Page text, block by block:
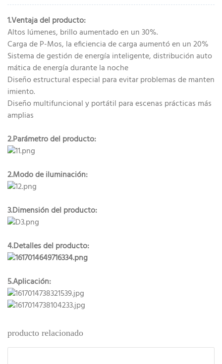
1.Ventaja del producto:
Altos lúmenes, brillo aumentado en un 30%.
Carga de P-Mos, la eficiencia de carga aumentó en un 20%
Sistema de gestión de energía inteligente, distribución auto
mática de energía durante la noche
Diseño estructural especial para evitar problemas de manten
imiento.
Diseño multifuncional y portátil para escenas prácticas más
amplias
2.Parámetro del producto:
2.Modo de iluminación:
3.Dimensión del producto:
4.Detalles del producto:
5.Aplicación:
producto relacionado